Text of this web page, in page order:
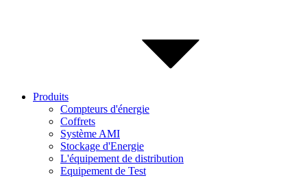
Produits
Compteurs d'énergie
Coffrets
Système AMI
Stockage d'Energie
L'équipement de distribution
Equipement de Test